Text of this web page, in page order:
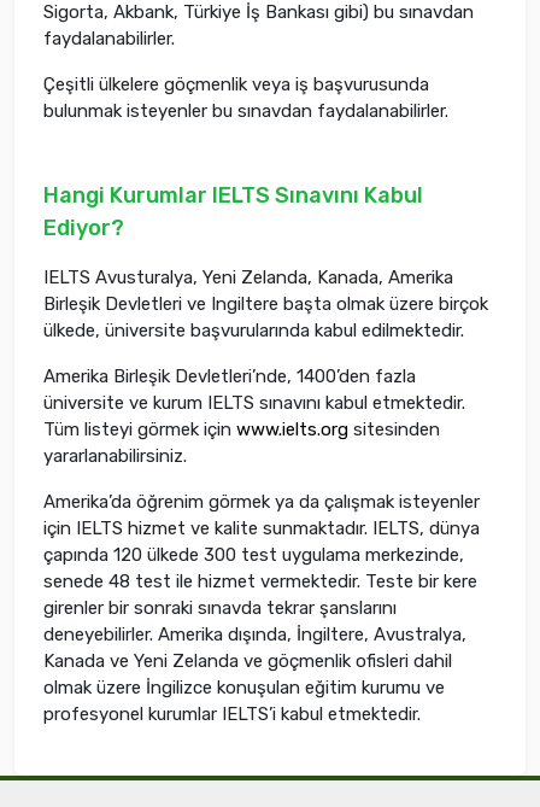
Sigorta, Akbank, Türkiye İş Bankası gibi) bu sınavdan
faydalanabilirler.
Çeşitli ülkelere göçmenlik veya iş başvurusunda
bulunmak isteyenler bu sınavdan faydalanabilirler.
Hangi Kurumlar IELTS Sınavını Kabul
Ediyor?
IELTS Avusturalya, Yeni Zelanda, Kanada, Amerika
Birleşik Devletleri ve Ingiltere başta olmak üzere birçok
ülkede, üniversite başvurularında kabul edilmektedir.
Amerika Birleşik Devletleri’nde, 1400’den fazla
üniversite ve kurum IELTS sınavını kabul etmektedir.
Tüm listeyi görmek için www.ielts.org sitesinden
yararlanabilirsiniz.
Amerika’da öğrenim görmek ya da çalışmak isteyenler
için IELTS hizmet ve kalite sunmaktadır. IELTS, dünya
çapında 120 ülkede 300 test uygulama merkezinde,
senede 48 test ile hizmet vermektedir. Teste bir kere
girenler bir sonraki sınavda tekrar şanslarını
deneyebilirler. Amerika dışında, İngiltere, Avustralya,
Kanada ve Yeni Zelanda ve göçmenlik ofisleri dahil
olmak üzere İngilizce konuşulan eğitim kurumu ve
profesyonel kurumlar IELTS’i kabul etmektedir.